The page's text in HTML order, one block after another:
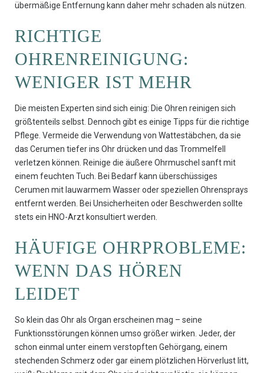
übermäßige Entfernung kann daher mehr schaden als nützen.
RICHTIGE
OHRENREINIGUNG:
WENIGER IST MEHR
Die meisten Experten sind sich einig: Die Ohren reinigen sich
größtenteils selbst. Dennoch gibt es einige Tipps für die richtige
Pflege. Vermeide die Verwendung von Wattestäbchen, da sie
das Cerumen tiefer ins Ohr drücken und das Trommelfell
verletzen können. Reinige die äußere Ohrmuschel sanft mit
einem feuchten Tuch. Bei Bedarf kann überschüssiges
Cerumen mit lauwarmem Wasser oder speziellen Ohrensprays
entfernt werden. Bei Unsicherheiten oder Beschwerden sollte
stets ein HNO-Arzt konsultiert werden.
HÄUFIGE OHRPROBLEME:
WENN DAS HÖREN
LEIDET
So klein das Ohr als Organ erscheinen mag – seine
Funktionsstörungen können umso größer wirken. Jeder, der
schon einmal unter einem verstopften Gehörgang, einem
stechenden Schmerz oder gar einem plötzlichen Hörverlust litt,